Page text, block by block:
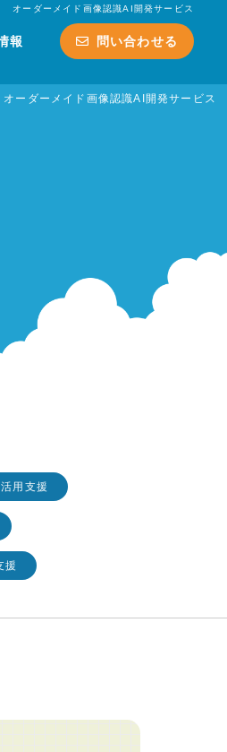
オーダーメイド画像認識AI開発サービス
報 問い合わせる
オーダーメイド画像認識AI開発サービス
用支援
援